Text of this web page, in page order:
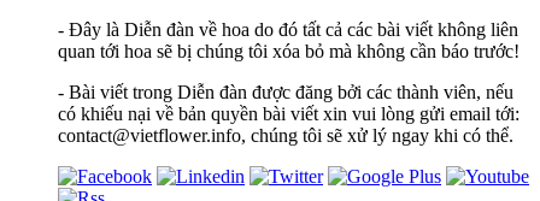
- Đây là Diễn đàn về hoa do đó tất cả các bài viết không liên
quan tới hoa sẽ bị chúng tôi xóa bỏ mà không cần báo trước!
- Bài viết trong Diễn đàn được đăng bởi các thành viên, nếu
có khiếu nại về bản quyền bài viết xin vui lòng gửi email tới:
contact@vietflower.info, chúng tôi sẽ xử lý ngay khi có thể.